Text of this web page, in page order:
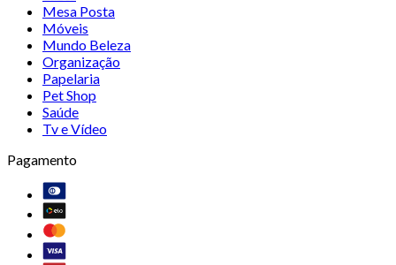
Mesa Posta
Móveis
Mundo Beleza
Organização
Papelaria
Pet Shop
Saúde
Tv e Vídeo
Pagamento